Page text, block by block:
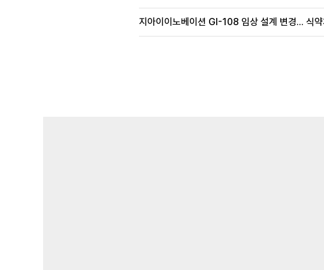
지아이이노베이션 GI-108 임상 설계 변경... 식